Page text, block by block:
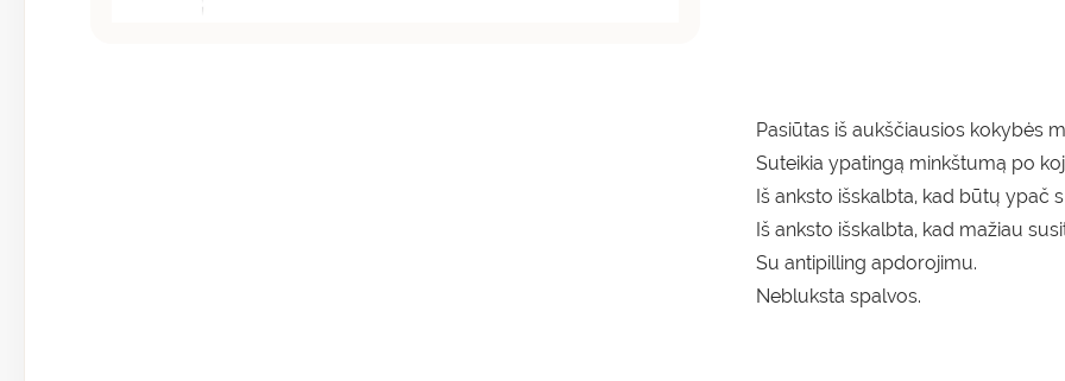
Pasiūtas iš aukščiausios kokybės
Suteikia ypatingą minkštumą po
Iš anksto išskalbta, kad būtų ypač
Iš anksto išskalbta, kad mažiau
Su antipilling apdorojimu.
Nebluksta spalvos.